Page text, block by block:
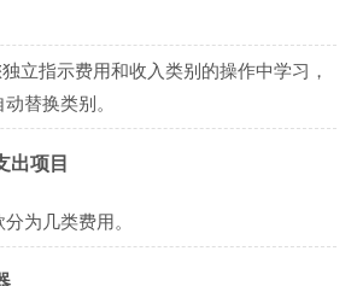
立指示费用和收入类别的操作中学习，
替换类别。
出项目
为几类费用。